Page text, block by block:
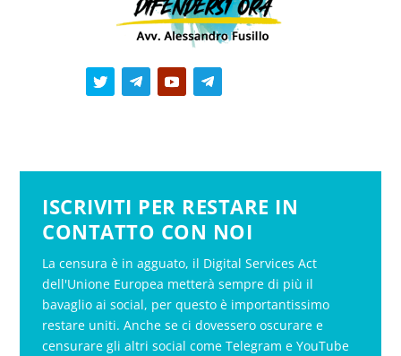
ISCRIVITI PER RESTARE IN
CONTATTO CON NOI
La censura è in agguato, il Digital Services Act
dell'Unione Europea metterà sempre di più il
bavaglio ai social, per questo è importantissimo
restare uniti. Anche se ci dovessero oscurare e
censurare gli altri social come Telegram e YouTube